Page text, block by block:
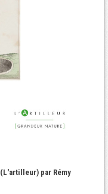
(L'artilleur) par Rémy